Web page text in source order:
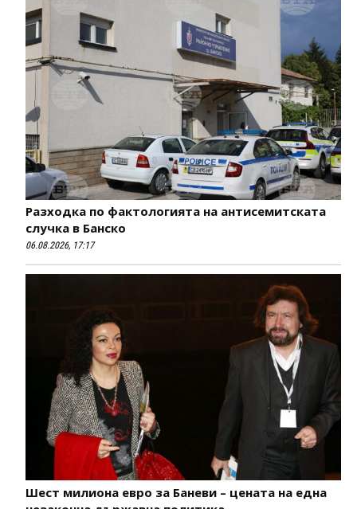
Разходка по фактологията на антисемитската
случка в Банско
06.08.2026, 17:17
Шест милиона евро за Баневи – цената на една